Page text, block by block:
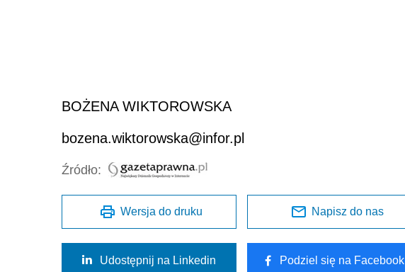
BOŻENA WIKTOROWSKA
bozena.wiktorowska@infor.pl
Źródło:
Wersja do druku Napisz do nas
Udostępnij na Linkedin Podziel się na Facebook